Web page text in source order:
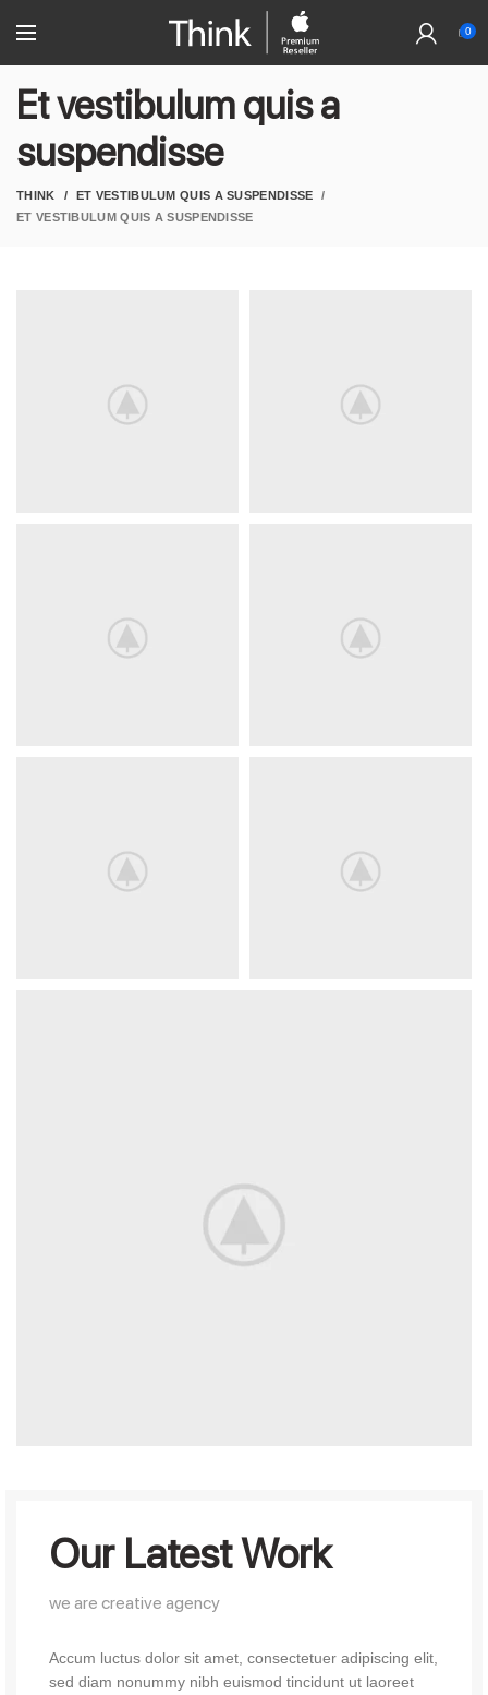
0
Et vestibulum quis a
suspendisse
THINK
ET VESTIBULUM QUIS A SUSPENDISSE
ET VESTIBULUM QUIS A SUSPENDISSE
Our Latest Work
we are creative agency
Accum luctus dolor sit amet, consectetuer adipiscing elit,
sed diam nonummy nibh euismod tincidunt ut laoreet